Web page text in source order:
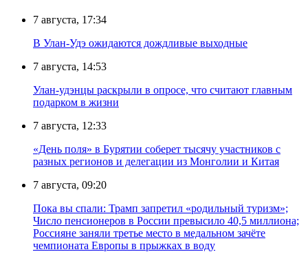
7 августа, 17:34
В Улан-Удэ ожидаются дождливые выходные
7 августа, 14:53
Улан-удэнцы раскрыли в опросе, что считают главным
подарком в жизни
7 августа, 12:33
«День поля» в Бурятии соберет тысячу участников с
разных регионов и делегации из Монголии и Китая
7 августа, 09:20
Пока вы спали: Трамп запретил «родильный туризм»;
Число пенсионеров в России превысило 40,5 миллиона;
Россияне заняли третье место в медальном зачёте
чемпионата Европы в прыжках в воду